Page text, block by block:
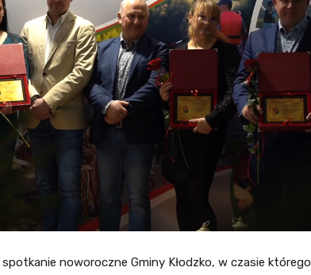
noworoczne Gminy Kłodzko, w czasie którego